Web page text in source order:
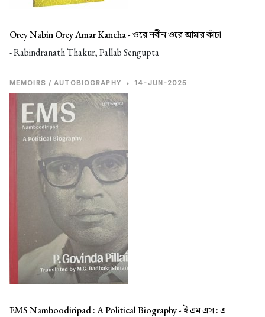
Orey Nabin Orey Amar Kancha -ওরে নবীন ওরে আমার কাঁচা
- Rabindranath Thakur, Pallab Sengupta
MEMOIRS / AUTOBIOGRAPHY • 14-JUN-2025
EMS Namboodiripad : A Political Biography -ই এম এস : এ